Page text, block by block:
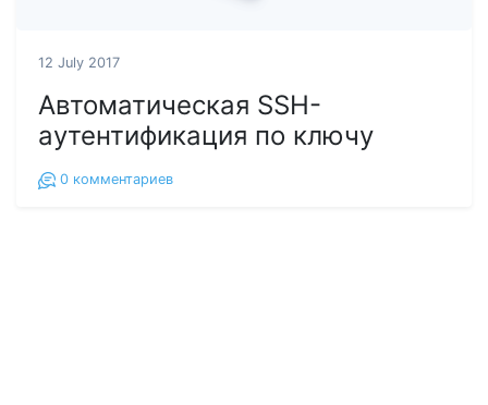
12 July 2017
Автоматическая SSH-
аутентификация по ключу
0 комментариев